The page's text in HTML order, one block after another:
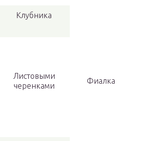
Клубника
Листовыми
черенками
Фиалка